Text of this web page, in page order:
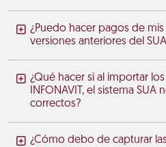
¿Puedo hacer pagos de
versiones anteriores del
¿Qué hacer si al importar
INFONAVIT, el sistema
correctos?
¿Cómo debo de capturar